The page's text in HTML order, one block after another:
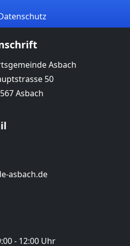
Asbach
50
Asbach
asbach.de
- 12:00 Uhr